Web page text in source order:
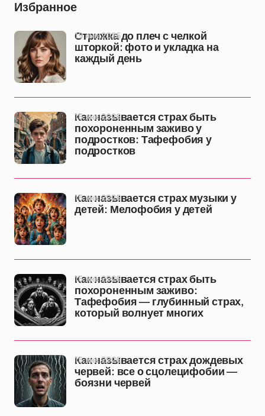
Избранное
Стрижка до плеч с челкой
шторкой: фото и укладка на
каждый день
19 янв 2026
Как называется страх быть
похороненным заживо у
подростков: Тафефобия у
подростков
16 янв 2026
Как называется страх музыки у
детей: Мелофобия у детей
16 янв 2026
Как называется страх быть
похороненным заживо:
Тафефобия — глубинный страх,
который волнует многих
16 янв 2026
Как называется страх дождевых
червей: все о сцолецифобии —
боязни червей
16 янв 2026